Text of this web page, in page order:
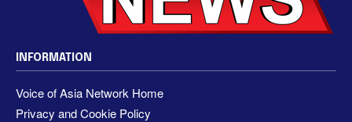
INFORMATION
Voice of Asia Network Home
Privacy and Cookie Policy